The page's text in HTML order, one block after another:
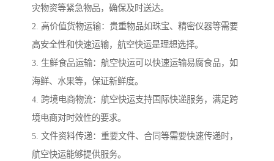
灾物资等紧急物品，确保及时送达。
2. 高价值货物运输：贵重物品如珠宝、精密仪器等需要
高安全性和快速运输，航空快运是理想选择。
3. 生鲜食品运输：航空快运可以快速运输易腐食品，如
海鲜、水果等，保证新鲜度。
4. 跨境电商物流：航空快运支持国际快递服务，满足跨
境电商对时效性的要求。
5. 文件资料传递：重要文件、合同等需要快速传递时，
航空快运能够提供服务。